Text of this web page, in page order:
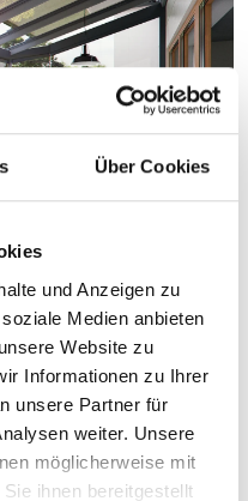
Über Cookies
und Anzeigen zu
Medien anbieten
Website zu
Informationen zu Ihrer
unsere Partner für
weiter. Unsere
möglicherweise mit
ihnen bereitgestellt
Ihren